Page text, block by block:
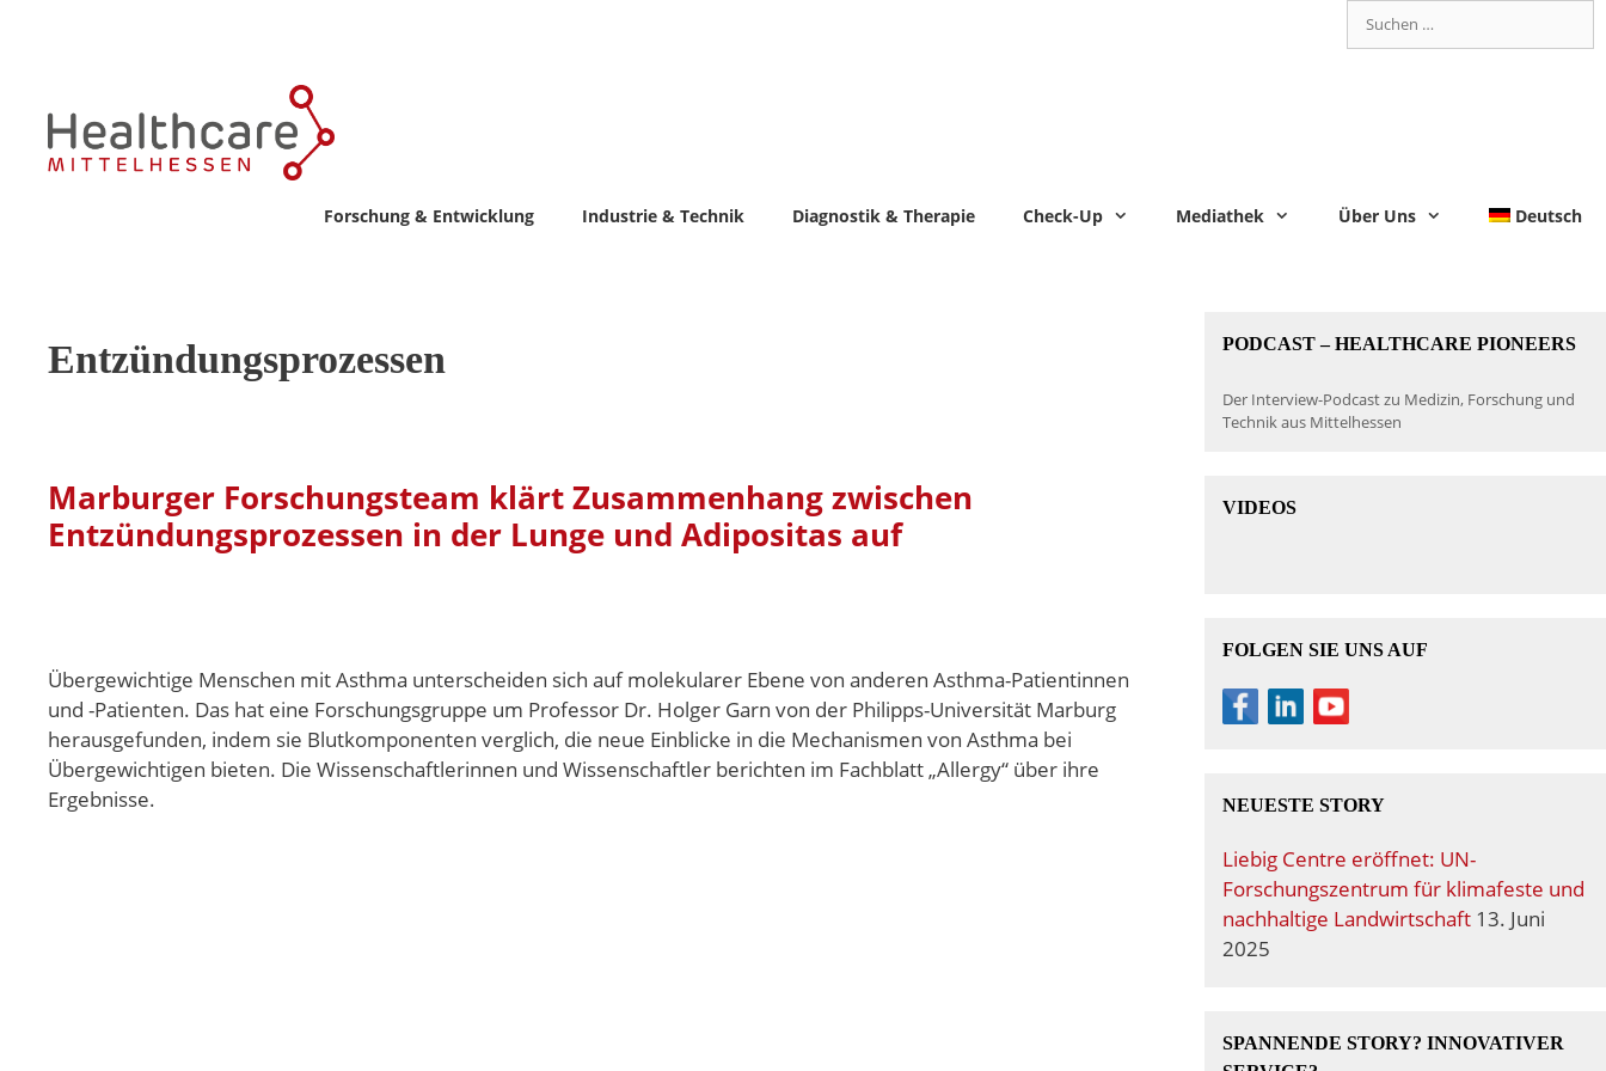
Forschung & Entwicklung Industrie & Technik Diagnostik & Therapie Check-Up Mediathek Über Uns Deutsch
Entzündungsprozessen
Marburger Forschungsteam klärt Zusammenhang zwischen
Entzündungsprozessen in der Lunge und Adipositas auf
Übergewichtige Menschen mit Asthma unterscheiden sich auf molekularer Ebene von anderen Asthma-Patientinnen
und -Patienten. Das hat eine Forschungsgruppe um Professor Dr. Holger Garn von der Philipps-Universität Marburg
herausgefunden, indem sie Blutkomponenten verglich, die neue Einblicke in die Mechanismen von Asthma bei
Übergewichtigen bieten. Die Wissenschaftlerinnen und Wissenschaftler berichten im Fachblatt „Allergy“ über ihre
Ergebnisse.
PODCAST – HEALTHCARE PIONEERS
Der Interview-Podcast zu Medizin, Forschung und
Technik aus Mittelhessen
VIDEOS
FOLGEN SIE UNS AUF
NEUESTE STORY
Liebig Centre eröffnet: UN-
Forschungszentrum für klimafeste und
nachhaltige Landwirtschaft 13. Juni
2025
SPANNENDE STORY? INNOVATIVER